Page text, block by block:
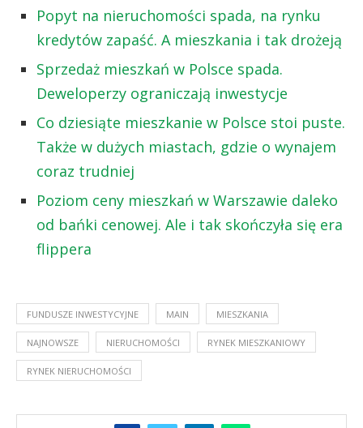
Popyt na nieruchomości spada, na rynku
kredytów zapaść. A mieszkania i tak drożeją
Sprzedaż mieszkań w Polsce spada.
Deweloperzy ograniczają inwestycje
Co dziesiąte mieszkanie w Polsce stoi puste.
Także w dużych miastach, gdzie o wynajem
coraz trudniej
Poziom ceny mieszkań w Warszawie daleko
od bańki cenowej. Ale i tak skończyła się era
flippera
FUNDUSZE INWESTYCYJNE MAIN MIESZKANIA
NAJNOWSZE NIERUCHOMOŚCI RYNEK MIESZKANIOWY
RYNEK NIERUCHOMOŚCI